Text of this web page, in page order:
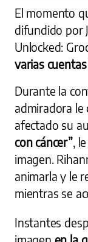
El momento
difundido por
Unlocked:
varias
Durante la
admiradora le
afectado su
con cáncer”,
imagen.
animarla y le
mientras se
Instantes